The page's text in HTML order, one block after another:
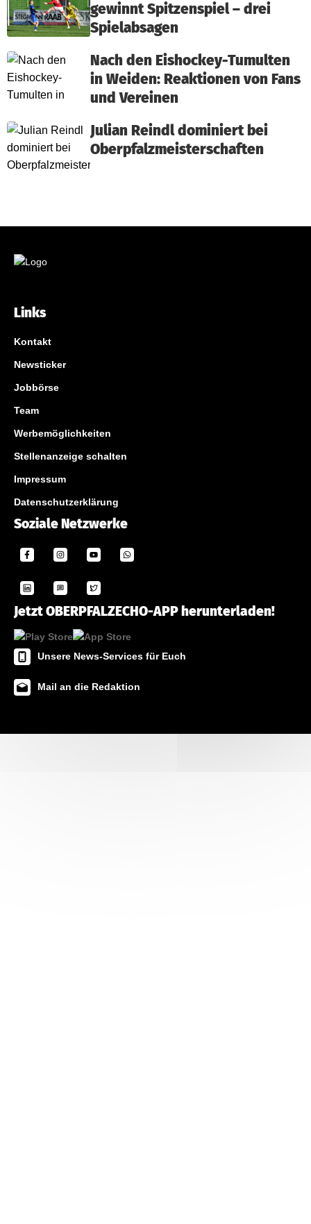
gewinnt Spitzenspiel – drei
Spielabsagen
Nach den Eishockey-Tumulten
in Weiden: Reaktionen von Fans
und Vereinen
Julian Reindl dominiert bei
Oberpfalzmeisterschaften
Links
Kontakt
Newsticker
Jobbörse
Team
Werbemöglichkeiten
Stellenanzeige schalten
Impressum
Datenschutzerklärung
Soziale Netzwerke
Jetzt OBERPFALZECHO-APP herunterladen!
Unsere News-Services für Euch
Mail an die Redaktion